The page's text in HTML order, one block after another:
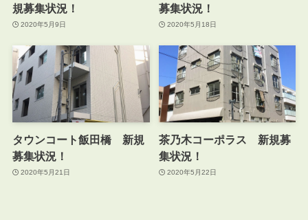
規募集状況！
2020年5月9日
募集状況！
2020年5月18日
タウンコート飯田橋 新規
募集状況！
2020年5月21日
茶乃木コーポラス 新規募
集状況！
2020年5月22日